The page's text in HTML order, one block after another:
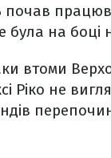
почав
була на боці
втоми
Ріко не